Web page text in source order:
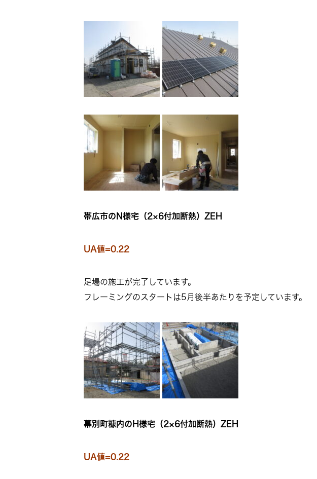
帯広市のN様宅（2×6付加断熱）ZEH
UA値=0.22
足場の施工が完了しています。
フレーミングのスタートは5月後半あたりを予定しています。
幕別町糠内のH様宅（2×6付加断熱）ZEH
UA値=0.22